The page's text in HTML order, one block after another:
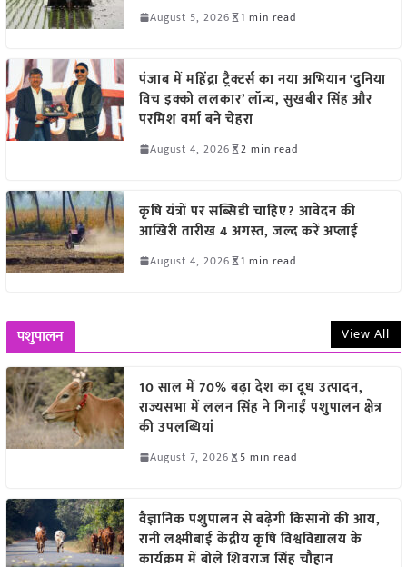
August 5, 2026 1 min read
पंजाब में महिंद्रा ट्रैक्टर्स का नया अभियान ‘दुनिया
विच इक्को ललकार’ लॉन्च, सुखबीर सिंह और
परमिश वर्मा बने चेहरा
August 4, 2026 2 min read
कृषि यंत्रों पर सब्सिडी चाहिए? आवेदन की
आखिरी तारीख 4 अगस्त, जल्द करें अप्लाई
August 4, 2026 1 min read
पशुपालन View All
10 साल में 70% बढ़ा देश का दूध उत्पादन,
राज्यसभा में ललन सिंह ने गिनाईं पशुपालन क्षेत्र
की उपलब्धियां
August 7, 2026 5 min read
वैज्ञानिक पशुपालन से बढ़ेगी किसानों की आय,
रानी लक्ष्मीबाई केंद्रीय कृषि विश्वविद्यालय के
कार्यक्रम में बोले शिवराज सिंह चौहान